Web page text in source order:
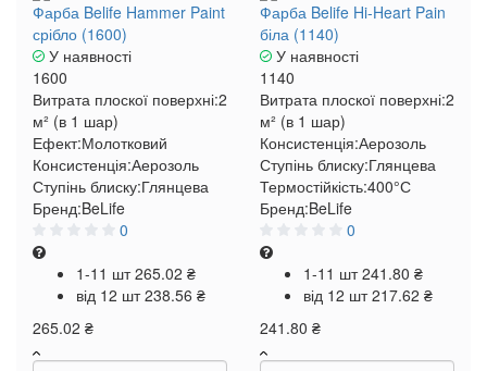
Фарба Belife Hammer Paint
срібло (1600)
У наявності
1600
Витрата плоскої поверхні:2
м² (в 1 шар)
Ефект:Молотковий
Консистенція:Аерозоль
Ступінь блиску:Глянцева
Бренд:BeLife
0
1-11 шт265.02 ₴
від 12 шт238.56 ₴
265.02 ₴
Фарба Belife Hi-Heart Pain
біла (1140)
У наявності
1140
Витрата плоскої поверхні:2
м² (в 1 шар)
Консистенція:Аерозоль
Ступінь блиску:Глянцева
Термостійкість:400°С
Бренд:BeLife
0
1-11 шт241.80 ₴
від 12 шт217.62 ₴
241.80 ₴